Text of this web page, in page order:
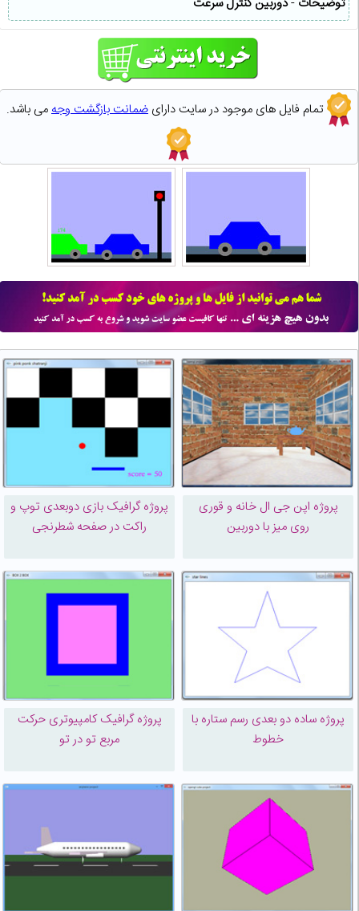
تمام فایل های موجود در سایت دارای ضمانت بازگشت وجهمی باشد.
پروژه اپن جی ال خانه و قوری
روی میز با دوربین
پروژه گرافیک بازی دوبعدی توپ و
راکت در صفحه شطرنجی
پروژه ساده دو بعدی رسم ستاره با
خطوط
پروژه گرافیک کامپیوتری حرکت
مربع تو در تو